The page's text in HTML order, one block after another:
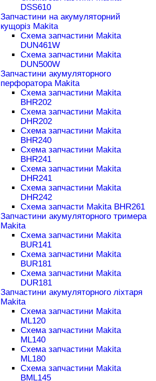
DSS610
Запчастини на акумуляторний
кущоріз Makita
Схема запчастини Makita
DUN461W
Схема запчастини Makita
DUN500W
Запчастини акумуляторного
перфоратора Makita
Схема запчастини Makita
BHR202
Схема запчастини Makita
DHR202
Схема запчастини Makita
BHR240
Схема запчастини Makita
BHR241
Схема запчастини Makita
DHR241
Схема запчастини Makita
DHR242
Схема запчасти Makita BHR261
Запчастини акумуляторного тримера
Makita
Схема запчастини Makita
BUR141
Схема запчастини Makita
BUR181
Схема запчастини Makita
DUR181
Запчастини акумуляторного ліхтаря
Makita
Схема запчастини Makita
ML120
Схема запчастини Makita
ML140
Схема запчастини Makita
ML180
Схема запчастини Makita
BML145